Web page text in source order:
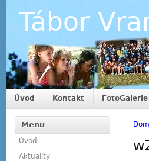
Tábor
Úvod Kontakt FotoGalerie
Menu
Úvod
Aktuality